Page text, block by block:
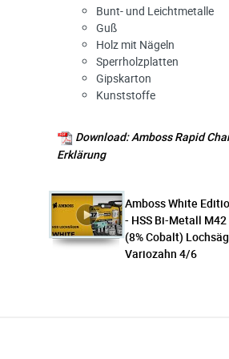
Bunt- und Leichtmetalle
Guß
Holz mit Nägeln
Sperrholzplatten
Gipskarton
Kunststoffe
Download: Amboss Rapid
Erklärung
Amboss White
- HSS Bi-Metall M42
(8% Cobalt)
Variozahn 4/6
Folgende Produkte sind
Ich habe eine Frage: